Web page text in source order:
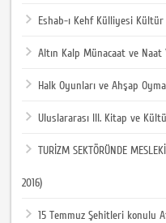
Eshab-ı Kehf Külliyesi Kültür
Altın Kalp Münacaat ve Naat
Halk Oyunları ve Ahşap
Uluslararası III. Kitap ve
TURİZM SEKTÖRÜNDE
2016)
15 Temmuz Şehitleri konulu